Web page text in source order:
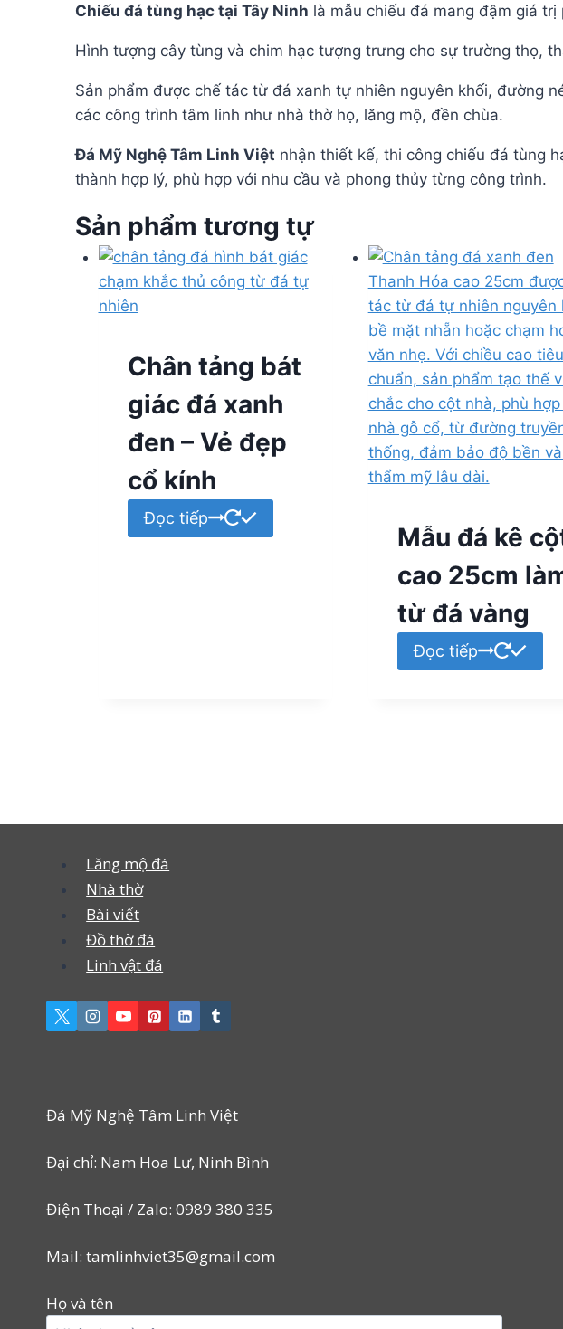
Chiếu đá tùng hạc tại Tây Ninh là mẫu chiếu đá mang đậm giá trị
Hình tượng cây tùng và chim hạc tượng trưng cho sự trường thọ,
Sản phẩm được chế tác từ đá xanh tự nhiên nguyên khối, đường
các công trình tâm linh như nhà thờ họ, lăng mộ, đền chùa.
Đá Mỹ Nghệ Tâm Linh Việt nhận thiết kế, thi công chiếu đá tùng
thành hợp lý, phù hợp với nhu cầu và phong thủy từng công trình.
Sản phẩm tương tự
Chân tảng bát
giác đá xanh
đen – Vẻ đẹp
cổ kính
Đọc tiếp
Mẫu đá kê
cao 25cm
từ đá vàng
Đọc tiếp
Lăng mộ đá
Nhà thờ
Bài viết
Đồ thờ đá
Linh vật đá
Đá Mỹ Nghệ Tâm Linh Việt
Đại chỉ: Nam Hoa Lư, Ninh Bình
Điện Thoại / Zalo: 0989 380 335
Mail: tamlinhviet35@gmail.com
Họ và tên